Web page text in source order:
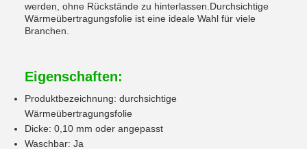
werden, ohne Rückstände zu hinterlassen.Durchsichtige
Wärmeübertragungsfolie ist eine ideale Wahl für viele
Branchen.
Eigenschaften:
Produktbezeichnung: durchsichtige
Wärmeübertragungsfolie
Dicke: 0,10 mm oder angepasst
Waschbar: Ja